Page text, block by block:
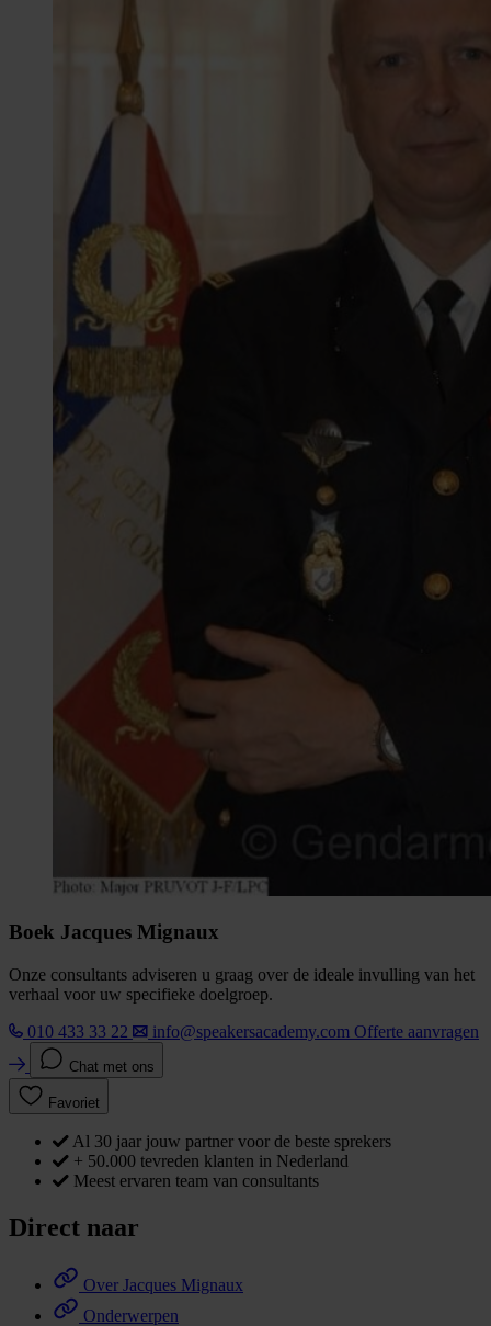
Boek Jacques Mignaux
Onze consultants adviseren u graag over de ideale invulling van het
verhaal voor uw specifieke doelgroep.
010 433 33 22
info@speakersacademy.com Offerte aanvragen
Chat met ons
Favoriet
Al 30 jaar jouw partner voor de beste sprekers
+ 50.000 tevreden klanten in Nederland
Meest ervaren team van consultants
Direct naar
Over Jacques Mignaux
Onderwerpen